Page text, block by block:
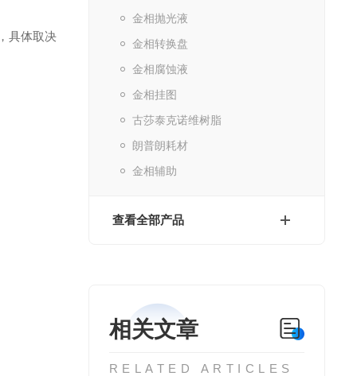
金相抛光液
金相转换盘
金相腐蚀液
金相挂图
古莎泰克诺维树脂
朗普朗耗材
金相辅助
查看全部产品
相关文章
RELATED ARTICLES
具体取决